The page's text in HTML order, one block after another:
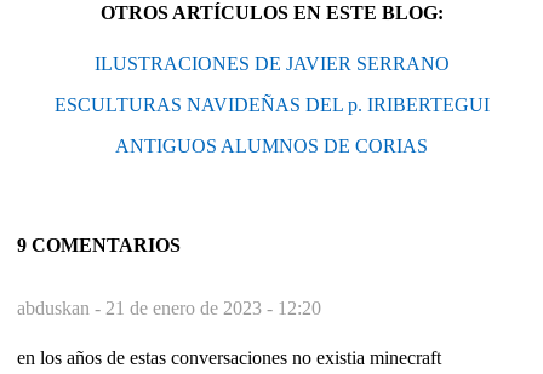
OTROS ARTÍCULOS EN ESTE BLOG:
ILUSTRACIONES DE JAVIER SERRANO
ESCULTURAS NAVIDEÑAS DEL p. IRIBERTEGUI
ANTIGUOS ALUMNOS DE CORIAS
9 COMENTARIOS
abduskan - 21 de enero de 2023 - 12:20
en los años de estas conversaciones no existia minecraft